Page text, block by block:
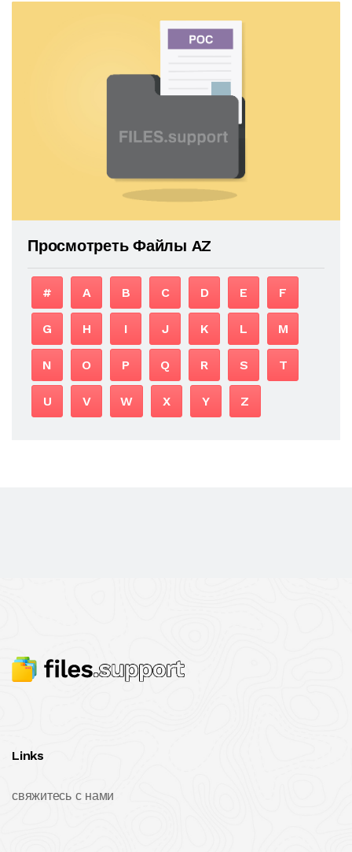
Просмотреть Файлы AZ
# A B C D E F
G H I J K L M
N O P Q R S T
U V W X Y Z
Links
свяжитесь с нами